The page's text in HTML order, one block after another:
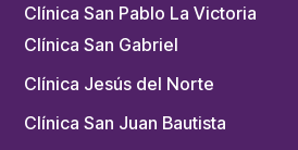
Clínica San Pablo La Victoria
Clínica San Gabriel
Clínica Jesús del Norte
Clínica San Juan Bautista